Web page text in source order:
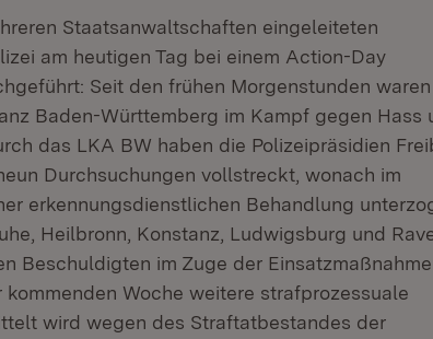
Staatsanwaltschaften eingeleiteten
am heutigen Tag bei einem Action-Day
Seit den frühen Morgenstunden waren
Baden-Württemberg im Kampf gegen Hass
das LKA BW haben die Polizeipräsidien
Durchsuchungen vollstreckt, wonach im
erkennungsdienstlichen Behandlung
Heilbronn, Konstanz, Ludwigsburg und
Beschuldigten im Zuge der
Woche weitere strafprozessuale
wird wegen des Straftatbestandes der